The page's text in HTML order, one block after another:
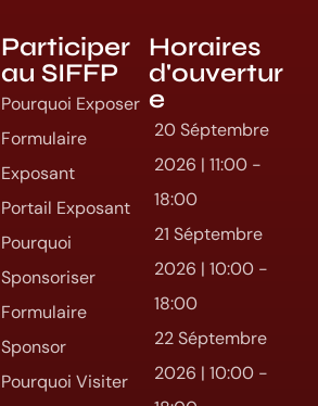
Participer
au SIFFP
Pourquoi Exposer
Formulaire
Exposant
Portail Exposant
Pourquoi
Sponsoriser
Formulaire
Sponsor
Pourquoi Visiter
Horaires
d'ouvertur
e
20 Séptembre
2026 | 11:00 -
18:00
21 Séptembre
2026 | 10:00 -
18:00
22 Séptembre
2026 | 10:00 -